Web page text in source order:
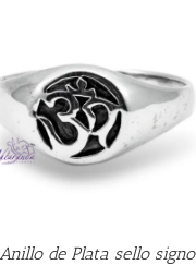
Anillo de Plata sello signo